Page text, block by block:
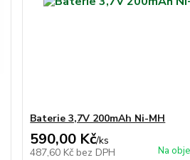
Baterie 3,7V 200mAh Ni-MH
590,00 Kč/ks
487,60 Kč bez DPH Na